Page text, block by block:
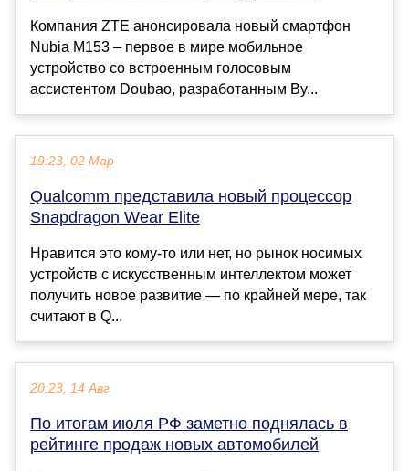
Компания ZTE анонсировала новый смартфон
Nubia M153 – первое в мире мобильное
устройство со встроенным голосовым
ассистентом Doubao, разработанным By...
19:23, 02 Мар
Qualcomm представила новый процессор
Snapdragon Wear Elite
Нравится это кому-то или нет, но рынок носимых
устройств с искусственным интеллектом может
получить новое развитие — по крайней мере, так
считают в Q...
20:23, 14 Авг
По итогам июля РФ заметно поднялась в
рейтинге продаж новых автомобилей